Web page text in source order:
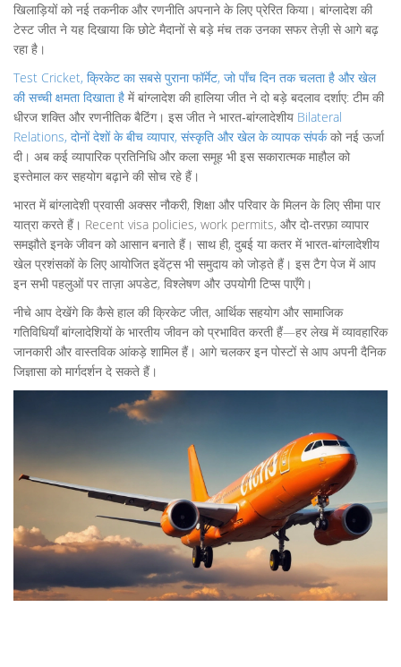
खिलाड़ियों को नई तकनीक और रणनीति अपनाने के लिए प्रेरित किया। बांग्लादेश की
टेस्ट जीत ने यह दिखाया कि छोटे मैदानों से बड़े मंच तक उनका सफर तेज़ी से आगे बढ़
रहा है।
Test Cricket, क्रिकेट का सबसे पुराना फॉर्मेट, जो पाँच दिन तक चलता है और खेल
की सच्ची क्षमता दिखाता है में बांग्लादेश की हालिया जीत ने दो बड़े बदलाव दर्शाए: टीम की
धीरज शक्ति और रणनीतिक बैटिंग। इस जीत ने भारत‑बांग्लादेशीय Bilateral
Relations, दोनों देशों के बीच व्यापार, संस्कृति और खेल के व्यापक संपर्कको नई ऊर्जा
दी। अब कई व्यापारिक प्रतिनिधि और कला समूह भी इस सकारात्मक माहौल को
इस्तेमाल कर सहयोग बढ़ाने की सोच रहे हैं।
भारत में बांग्लादेशी प्रवासी अक्सर नौकरी, शिक्षा और परिवार के मिलन के लिए सीमा पार
यात्रा करते हैं। Recent visa policies, work permits, और दो‑तरफ़ा व्यापार
समझौते इनके जीवन को आसान बनाते हैं। साथ ही, दुबई या कतर में भारत‑बांग्लादेशीय
खेल प्रशंसकों के लिए आयोजित इवेंट्स भी समुदाय को जोड़ते हैं। इस टैग पेज में आप
इन सभी पहलुओं पर ताज़ा अपडेट, विश्लेषण और उपयोगी टिप्स पाएँगे।
नीचे आप देखेंगे कि कैसे हाल की क्रिकेट जीत, आर्थिक सहयोग और सामाजिक
गतिविधियाँ बांग्लादेशियों के भारतीय जीवन को प्रभावित करती हैं—हर लेख में व्यावहारिक
जानकारी और वास्तविक आंकड़े शामिल हैं। आगे चलकर इन पोस्टों से आप अपनी दैनिक
जिज्ञासा को मार्गदर्शन दे सकते हैं।